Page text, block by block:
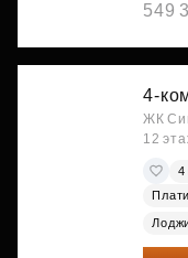
549
4-
ЖК
12
4